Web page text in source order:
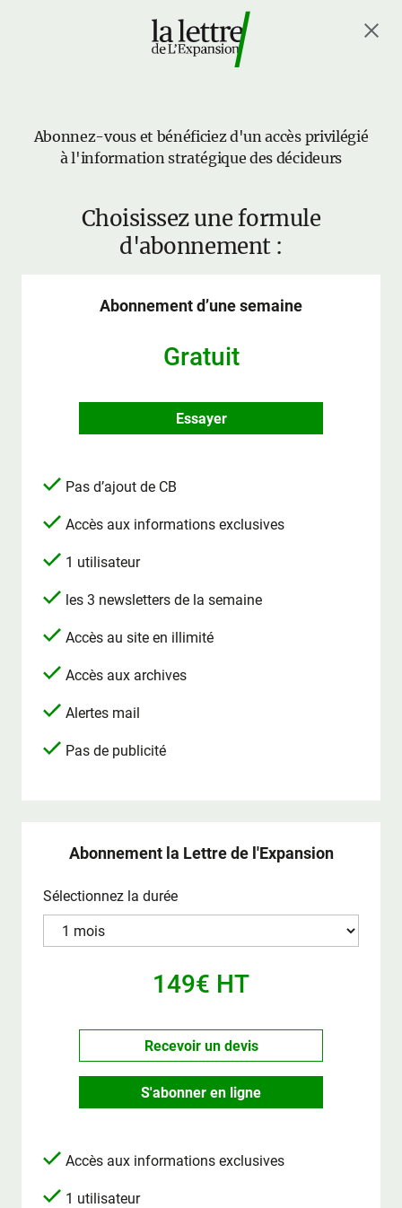
Abonnez-vous et bénéficiez d'un accès privilégié
à l'information stratégique des décideurs
Choisissez une formule
d'abonnement :
Abonnement d’une semaine
Gratuit
Essayer
Pas d’ajout de CB
Accès aux informations exclusives
1 utilisateur
les 3 newsletters de la semaine
Accès au site en illimité
Accès aux archives
Alertes mail
Pas de publicité
Abonnement la Lettre de l'Expansion
Sélectionnez la durée
149€ HT
Recevoir un devis
S'abonner en ligne
Accès aux informations exclusives
1 utilisateur